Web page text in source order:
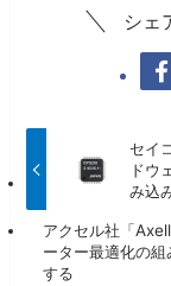
シェ
セイ
ドウ
み込
アクセル社「
ーター最適化の
する